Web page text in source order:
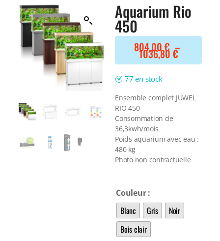
BONNES AFFAIRES
Voir tout
DERNIERS ARRIVAGES
Voir tout
Voir tout
NOURRITURE
Nourriture Lyophilisée
Nourriture sèche
Nourriture vivante
Spéciale herbivores
Voir tout
TRAITEMENT DE L'EAU
Spécial bassin
Additifs
Engrais
BONNES AFFAIRES
DERNIERS ARRIVAGES
Voir tout
Aquarium Rio
450
804,00€ –
1036,80 €
77 en stock
Ensemble complet JUWEL
RIO 450
Consommation de
36,3kwh/mois
Poids aquarium avec eau :
480 kg
Photo non contractuelle
Couleur
Blanc Gris
Noir
Bois clair